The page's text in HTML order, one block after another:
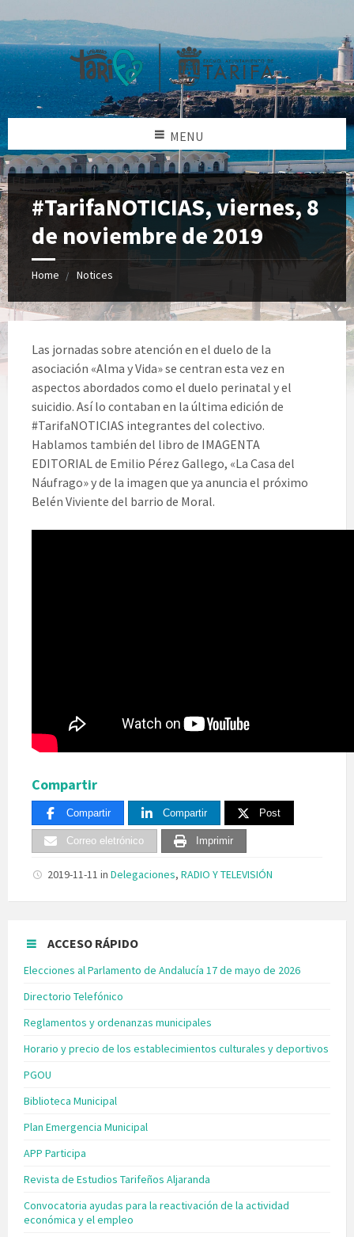
MENU
#TarifaNOTICIAS, viernes, 8
de noviembre de 2019
Home Notices
Las jornadas sobre atención en el duelo de la
asociación «Alma y Vida» se centran esta vez en
aspectos abordados como el duelo perinatal y el
suicidio. Así lo contaban en la última edición de
#TarifaNOTICIAS integrantes del colectivo.
Hablamos también del libro de IMAGENTA
EDITORIAL de Emilio Pérez Gallego, «La Casa del
Náufrago» y de la imagen que ya anuncia el próximo
Belén Viviente del barrio de Moral.
Compartir
Compartir Compartir Post
Correo eletrónico Imprimir
2019-11-11 in Delegaciones, RADIO Y TELEVISIÓN
ACCESO RÁPIDO
Elecciones al Parlamento de Andalucía 17 de mayo de 2026
Directorio Telefónico
Reglamentos y ordenanzas municipales
Horario y precio de los establecimientos culturales y deportivos
PGOU
Biblioteca Municipal
Plan Emergencia Municipal
APP Participa
Revista de Estudios Tarifeños Aljaranda
Convocatoria ayudas para la reactivación de la actividad
económica y el empleo